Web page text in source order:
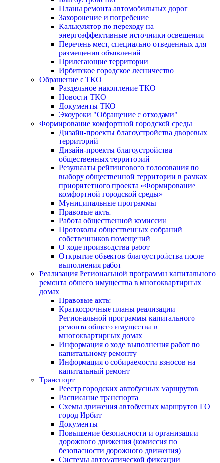
Планы ремонта автомобильных дорог
Захоронение и погребение
Калькулятор по переходу на
энергоэффективные источники освещения
Перечень мест, специально отведенных для
размещения объявлений
Прилегающие территории
Ирбитское городское лесничество
Обращение с ТКО
Раздельное накопление ТКО
Новости ТКО
Документы ТКО
Экоуроки "Обращение с отходами"
Формирование комфортной городской среды
Дизайн-проекты благоустройства дворовых
территорий
Дизайн-проекты благоустройства
общественных территорий
Результаты рейтингового голосования по
выбору общественной территории в рамках
приоритетного проекта «Формирование
комфортной городской среды»
Муниципальные программы
Правовые акты
Работа общественной комиссии
Протоколы общественных собраний
собственников помещений
О ходе производства работ
Открытие объектов благоустройства после
выполнения работ
Реализация Региональной программы капитального
ремонта общего имущества в многоквартирных
домах
Правовые акты
Краткосрочные планы реализации
Региональной программы капитального
ремонта общего имущества в
многоквартирных домах
Информация о ходе выполнения работ по
капитальному ремонту
Информация о собираемости взносов на
капитальный ремонт
Транспорт
Реестр городских автобусных маршрутов
Расписание транспорта
Схемы движения автобусных маршрутов ГО
город Ирбит
Документы
Повышение безопасности и организации
дорожного движения (комиссия по
безопасности дорожного движения)
Системы автоматической фиксации